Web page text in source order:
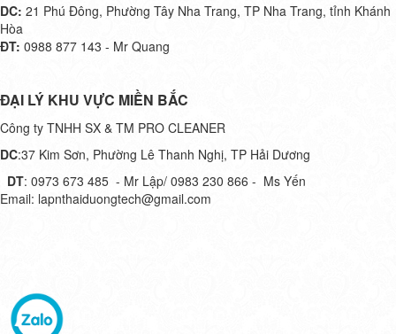
DC: 21 Phú Đông, Phường Tây Nha Trang, TP Nha Trang, tỉnh Khánh
Hòa
ĐT: 0988 877 143 - Mr Quang
ĐẠI LÝ KHU VỰC MIỀN BẮC
Công ty TNHH SX & TM PRO CLEANER
DC:37 Kim Sơn, Phường Lê Thanh Nghị, TP Hải Dương
DT: 0973 673 485 - Mr Lập/ 0983 230 866 - Ms Yến
Email: lapnthaiduongtech@gmail.com